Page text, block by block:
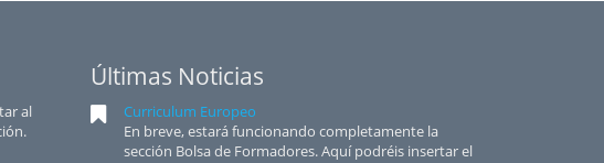
al
Últimas Noticias
Curriculum Europeo
En breve, estará funcionando completamente la
sección Bolsa de Formadores. Aquí podréis insertar el